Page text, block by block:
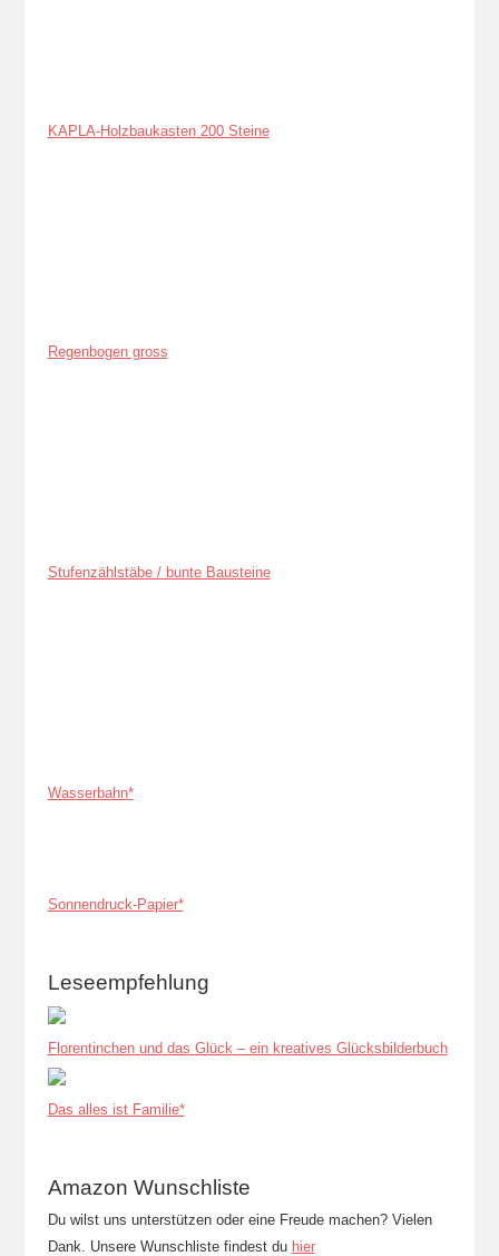
KAPLA-Holzbaukasten 200 Steine
Regenbogen gross
Stufenzählstäbe / bunte Bausteine
Wasserbahn*
Sonnendruck-Papier*
Leseempfehlung
Florentinchen und das Glück – ein kreatives Glücksbilderbuch
Das alles ist Familie*
Amazon Wunschliste
Du wilst uns unterstützen oder eine Freude machen? Vielen
Dank. Unsere Wunschliste findest du hier